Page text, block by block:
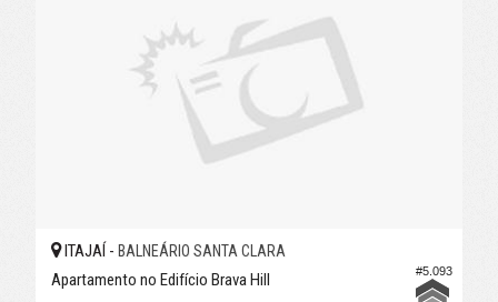
#5.093
ITAJAÍ - BALNEÁRIO SANTA CLARA
Apartamento no Edifício Brava Hill